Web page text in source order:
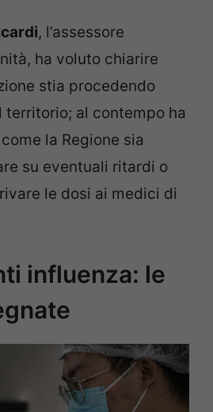
, l’assessore
ha voluto chiarire
stia procedendo
al contempo ha
la Regione sia
su eventuali ritardi o
le dosi ai medici di
influenza: le